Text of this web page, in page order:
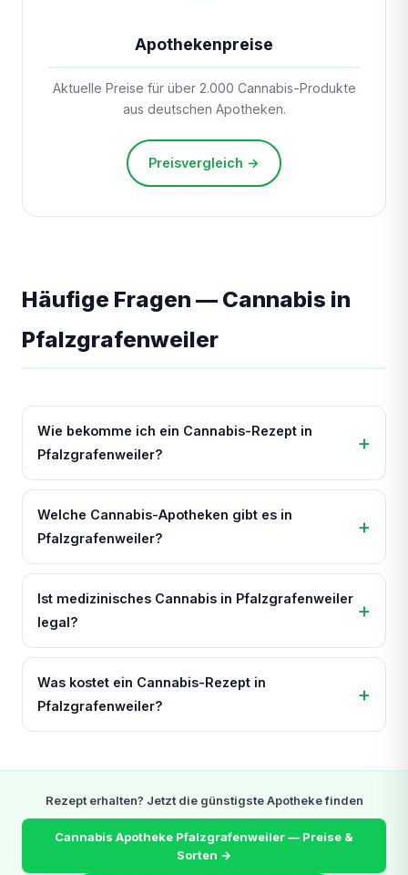
Apothekenpreise
Aktuelle Preise für über 2.000 Cannabis-Produkte
aus deutschen Apotheken.
Preisvergleich →
Häufige Fragen — Cannabis in
Pfalzgrafenweiler
Wie bekomme ich ein Cannabis-Rezept in
Pfalzgrafenweiler?
Welche Cannabis-Apotheken gibt es in
Pfalzgrafenweiler?
Ist medizinisches Cannabis in Pfalzgrafenweiler
legal?
Was kostet ein Cannabis-Rezept in
Pfalzgrafenweiler?
Rezept erhalten? Jetzt die günstigste Apotheke finden
Cannabis Apotheke Pfalzgrafenweiler — Preise &
Sorten →